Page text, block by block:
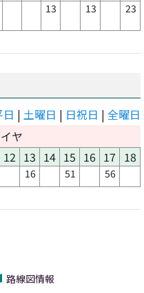
13 13 23
| 土曜日 | 日祝日 | 全曜日
ヤ
12 13 14 15 16 17 18
16 51 56
路線図情報